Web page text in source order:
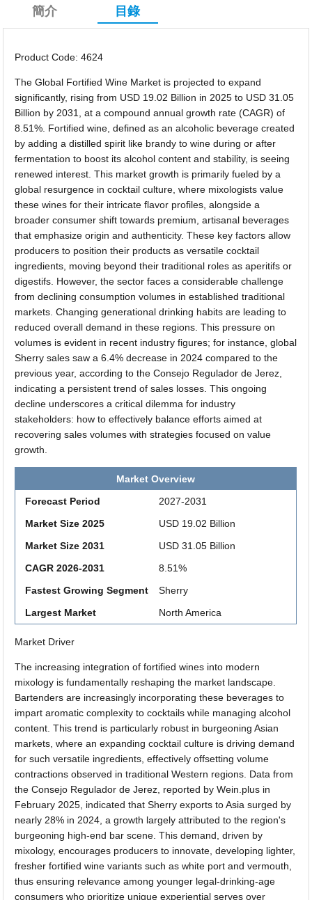
簡介 目錄
Product Code: 4624
The Global Fortified Wine Market is projected to expand
significantly, rising from USD 19.02 Billion in 2025 to USD 31.05
Billion by 2031, at a compound annual growth rate (CAGR) of
8.51%. Fortified wine, defined as an alcoholic beverage created
by adding a distilled spirit like brandy to wine during or after
fermentation to boost its alcohol content and stability, is seeing
renewed interest. This market growth is primarily fueled by a
global resurgence in cocktail culture, where mixologists value
these wines for their intricate flavor profiles, alongside a
broader consumer shift towards premium, artisanal beverages
that emphasize origin and authenticity. These key factors allow
producers to position their products as versatile cocktail
ingredients, moving beyond their traditional roles as aperitifs or
digestifs. However, the sector faces a considerable challenge
from declining consumption volumes in established traditional
markets. Changing generational drinking habits are leading to
reduced overall demand in these regions. This pressure on
volumes is evident in recent industry figures; for instance, global
Sherry sales saw a 6.4% decrease in 2024 compared to the
previous year, according to the Consejo Regulador de Jerez,
indicating a persistent trend of sales losses. This ongoing
decline underscores a critical dilemma for industry
stakeholders: how to effectively balance efforts aimed at
recovering sales volumes with strategies focused on value
growth.
Market Overview
Forecast Period
2027-2031
Market Size 2025
USD 19.02 Billion
Market Size 2031
USD 31.05 Billion
CAGR 2026-2031
8.51%
Fastest Growing Segment
Sherry
Largest Market
North America
Market Driver
The increasing integration of fortified wines into modern
mixology is fundamentally reshaping the market landscape.
Bartenders are increasingly incorporating these beverages to
impart aromatic complexity to cocktails while managing alcohol
content. This trend is particularly robust in burgeoning Asian
markets, where an expanding cocktail culture is driving demand
for such versatile ingredients, effectively offsetting volume
contractions observed in traditional Western regions. Data from
the Consejo Regulador de Jerez, reported by Wein.plus in
February 2025, indicated that Sherry exports to Asia surged by
nearly 28% in 2024, a growth largely attributed to the region's
burgeoning high-end bar scene. This demand, driven by
mixology, encourages producers to innovate, developing lighter,
fresher fortified wine variants such as white port and vermouth,
thus ensuring relevance among younger legal-drinking-age
consumers who prioritize unique experiential serves over